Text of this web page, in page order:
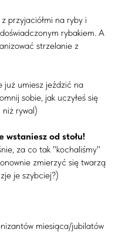
przyjaciółmi na ryby i
rybakiem. A
strzelanie z
już umiesz jeździć na
sobie, jak uczyłeś się
rywal)
wstaniesz od stołu!
za co tak "kochaliśmy"
zmierzyć się twarzą
je szybciej?)
miesiąca/jubilatów